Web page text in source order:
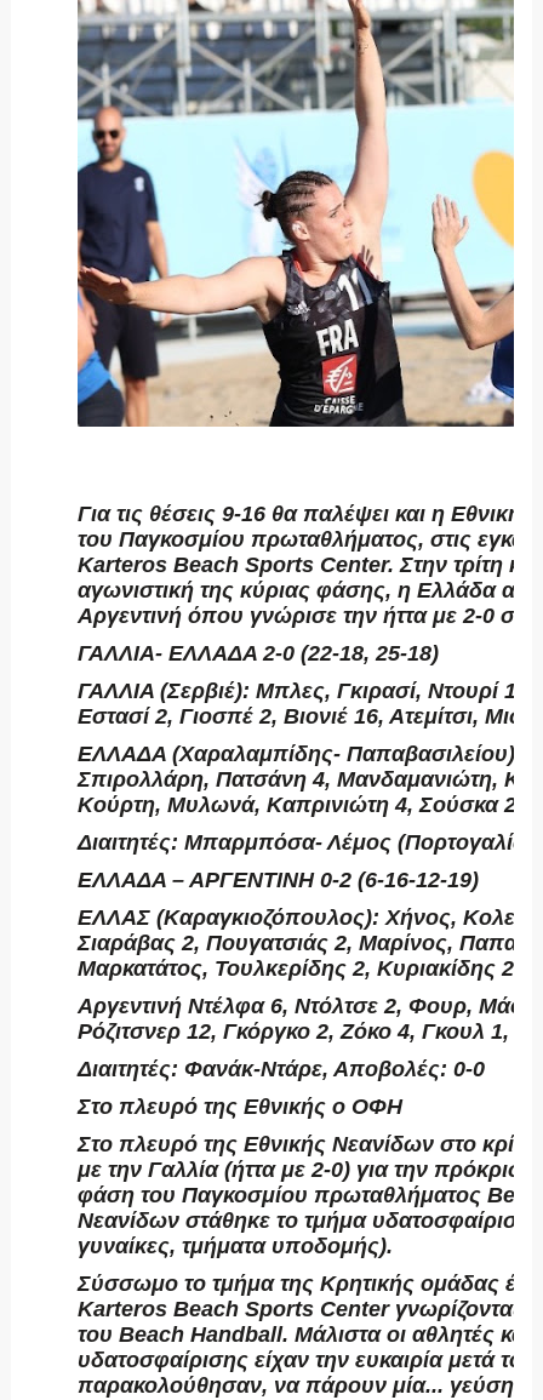
Για τις θέσεις 9-16 θα παλέψει και η
του Παγκοσμίου πρωταθλήματος, στις
Karteros Beach Sports Center. Στην τρίτη και
αγωνιστική της κύριας φάσης, η Ελλάδα
Αργεντινή όπου γνώρισε την ήττα με 2-0 σετ.
ΓΑΛΛΙΑ- ΕΛΛΑΔΑ 2-0 (22-18, 25-18)
ΓΑΛΛΙΑ (Σερβιέ): Μπλες, Γκιρασί, Ντουρί 12,
Εστασί 2, Γιοσπέ 2, Βιονιέ 16, Ατεμίτσι, Mισό
ΕΛΛΑΔΑ (Χαραλαμπίδης- Παπαβασιλείου):
Σπιρολλάρη, Πατσάνη 4, Μανδαμανιώτη,
Κούρτη, Μυλωνά, Καπρινιώτη 4, Σούσκα 2.
Διαιτητές: Μπαρμπόσα- Λέμος
ΕΛΛΑΔΑ – ΑΡΓΕΝΤΙΝΗ 0-2 (6-16-12-19)
ΕΛΛΑΣ (Καραγκιοζόπουλος): Χήνος,
Σιαράβας 2, Πουγατσιάς 2, Μαρίνος,
Μαρκατάτος, Τουλκερίδης 2, Κυριακίδης 2.
Αργεντινή Ντέλφα 6, Ντόλτσε 2, Φουρ,
Ρόζιτσνερ 12, Γκόργκο 2, Ζόκο 4, Γκουλ 1,
Διαιτητές: Φανάκ-Ντάρε, Αποβολές: 0-0
Στο πλευρό της Εθνικής ο ΟΦΗ
Στο πλευρό της Εθνικής Νεανίδων στο
με την Γαλλία (ήττα με 2-0) για την πρόκριση
φάση του Παγκοσμίου πρωταθλήματος
Νεανίδων στάθηκε το τμήμα
γυναίκες, τμήματα υποδομής).
Σύσσωμο το τμήμα της Κρητικής ομάδας
Karteros Beach Sports Center γνωρίζοντας
του Beach Handball. Μάλιστα οι αθλητές και
υδατοσφαίρισης είχαν την ευκαιρία μετά
παρακολούθησαν, να πάρουν μία... γεύση,